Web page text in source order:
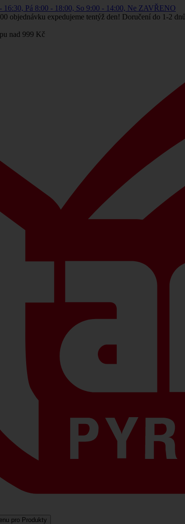
16:30, Pá 8:00 - 18:00, So 9:00 - 14:00, Ne ZAVŘENO
objednávku expedujeme tentýž den! Doručení do 1-2
nad 999 Kč
pro Produkty